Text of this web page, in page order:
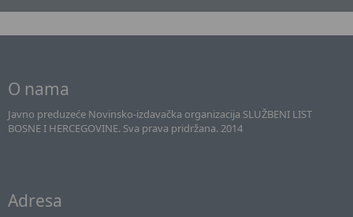
O nama
Javno preduzeće Novinsko-izdavačka organizacija SLUŽBENI LIST
BOSNE I HERCEGOVINE. Sva prava pridržana. 2014
Adresa